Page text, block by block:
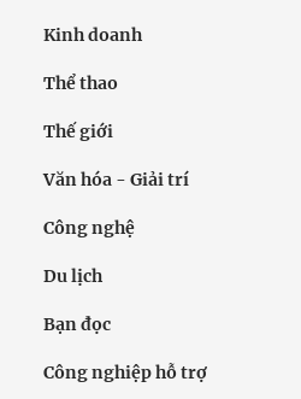
Kinh doanh
Thể thao
Thế giới
Văn hóa - Giải trí
Công nghệ
Du lịch
Bạn đọc
Công nghiệp hỗ trợ